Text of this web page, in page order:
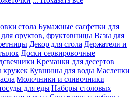
стола Бумажные салфетки для
фруктов, фруктовницы Вазы для
Декор для стола Держатели и
Доски сервировочные
Креманки для десертов
кружек Кувшины для воды Масленки
Молочники и сливочники
для еды Наборы столовых